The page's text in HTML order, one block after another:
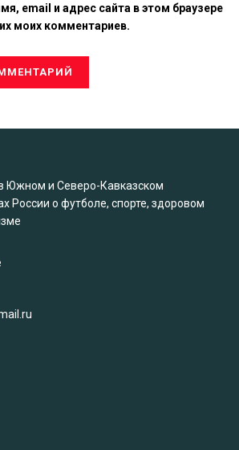
email и адрес сайта в этом браузере
моих комментариев.
Южном и Северо-Кавказском
России о футболе, спорте, здоровом